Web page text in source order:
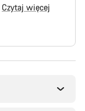
Czytaj więcej